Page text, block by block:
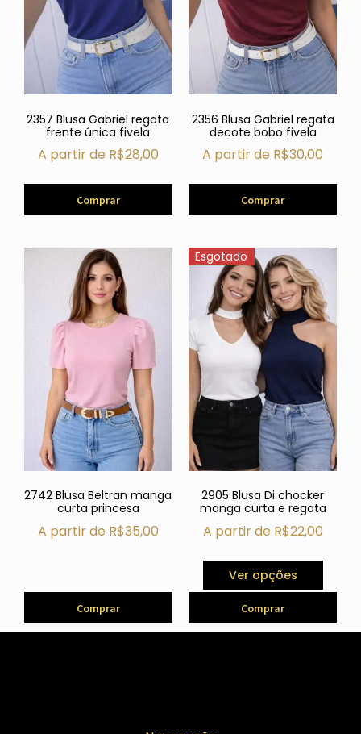
2357 Blusa Gabriel regata
frente única fivela
A partir de R$28,00
Comprar
2356 Blusa Gabriel regata
decote bobo fivela
A partir de R$30,00
Comprar
2742 Blusa Beltran manga
curta princesa
A partir de R$35,00
Comprar
Esgotado
2905 Blusa Di chocker
manga curta e regata
A partir de R$22,00
Ver opções
Comprar